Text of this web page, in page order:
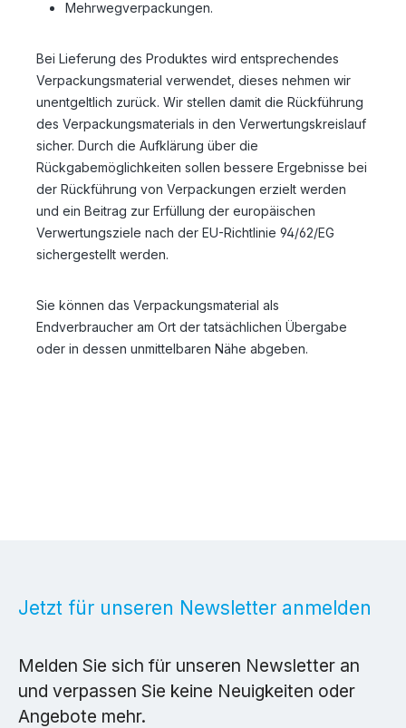
Mehrwegverpackungen.
Bei Lieferung des Produktes wird entsprechendes
Verpackungsmaterial verwendet, dieses nehmen wir
unentgeltlich zurück. Wir stellen damit die Rückführung
des Verpackungsmaterials in den Verwertungskreislauf
sicher. Durch die Aufklärung über die
Rückgabemöglichkeiten sollen bessere Ergebnisse bei
der Rückführung von Verpackungen erzielt werden
und ein Beitrag zur Erfüllung der europäischen
Verwertungsziele nach der EU-Richtlinie 94/62/EG
sichergestellt werden.
Sie können das Verpackungsmaterial als
Endverbraucher am Ort der tatsächlichen Übergabe
oder in dessen unmittelbaren Nähe abgeben.
Jetzt für unseren Newsletter anmelden
Melden Sie sich für unseren Newsletter an
und verpassen Sie keine Neuigkeiten oder
Angebote mehr.